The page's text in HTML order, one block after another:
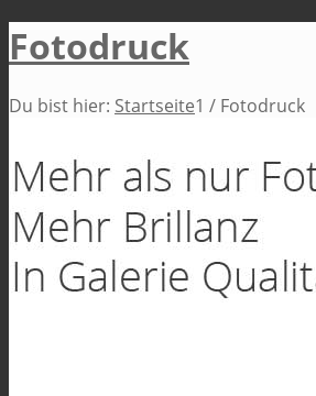
Fotodruck
Du bist hier: Startseite1 / Fotodruck